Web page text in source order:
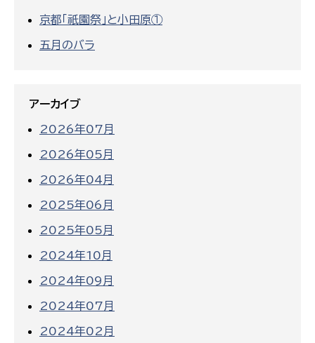
京都「祇園祭」と小田原①
五月のバラ
アーカイブ
2026年07月
2026年05月
2026年04月
2025年06月
2025年05月
2024年10月
2024年09月
2024年07月
2024年02月